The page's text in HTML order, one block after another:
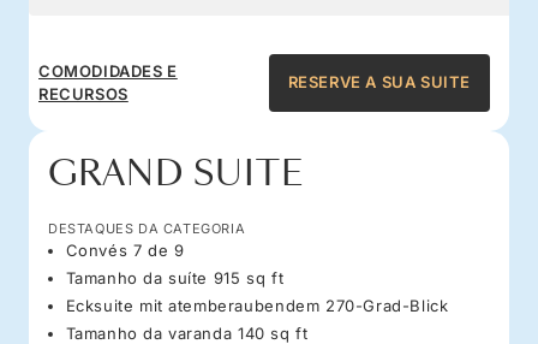
COMODIDADES E
RECURSOS
RESERVE A SUA SUITE
GRAND SUITE
DESTAQUES DA CATEGORIA
Convés 7 de 9
Tamanho da suíte 915 sq ft
Ecksuite mit atemberaubendem 270-Grad-Blick
Tamanho da varanda 140 sq ft